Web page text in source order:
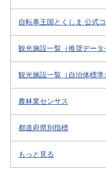
自転車王国とくしま 公式
観光施設一覧（推奨データ
観光施設一覧（自治体標準
農林業センサス
都道府県別指標
もっと見る